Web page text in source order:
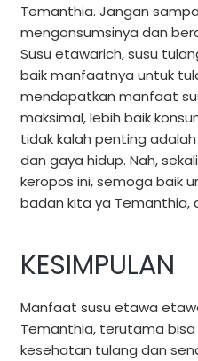
Temanthia. Jangan
mengonsumsinya dan
Susu etawarich, susu
baik manfaatnya untuk
mendapatkan manfaat
maksimal, lebih baik
tidak kalah penting
dan gaya hidup. Nah,
keropos ini, semoga baik
badan kita ya Temanthia,
KESIMPULAN
Manfaat susu etawa
Temanthia, terutama
kesehatan tulang dan